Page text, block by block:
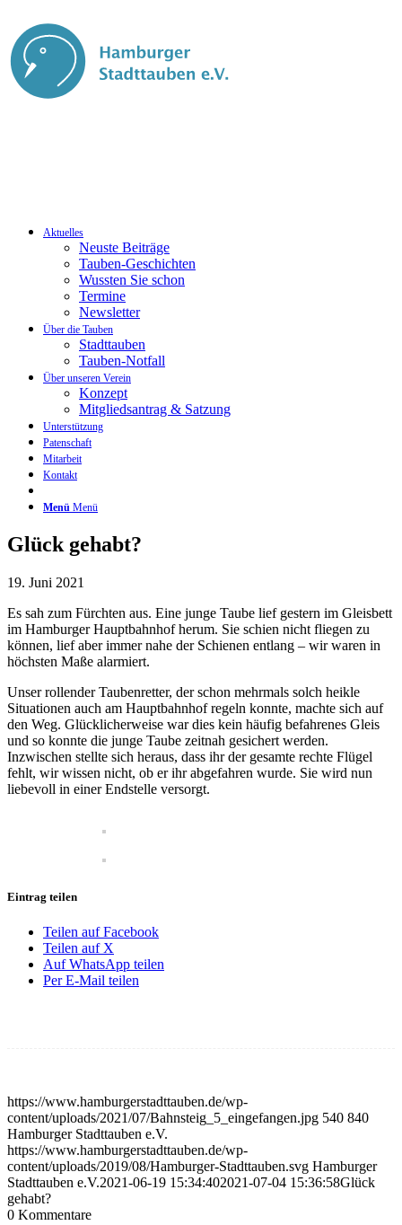
Aktuelles
Neuste Beiträge
Tauben-Geschichten
Wussten Sie schon
Termine
Newsletter
Über die Tauben
Stadttauben
Tauben-Notfall
Über unseren Verein
Konzept
Mitgliedsantrag & Satzung
Unterstützung
Patenschaft
Mitarbeit
Kontakt
Menü Menü
Glück gehabt?
19. Juni 2021
Es sah zum Fürchten aus. Eine junge Taube lief gestern im Gleisbett
im Hamburger Hauptbahnhof herum. Sie schien nicht fliegen zu
können, lief aber immer nahe der Schienen entlang – wir waren in
höchsten Maße alarmiert.
Unser rollender Taubenretter, der schon mehrmals solch heikle
Situationen auch am Hauptbahnhof regeln konnte, machte sich auf
den Weg. Glücklicherweise war dies kein häufig befahrenes Gleis
und so konnte die junge Taube zeitnah gesichert werden.
Inzwischen stellte sich heraus, dass ihr der gesamte rechte Flügel
fehlt, wir wissen nicht, ob er ihr abgefahren wurde. Sie wird nun
liebevoll in einer Endstelle versorgt.
Eintrag teilen
Teilen auf Facebook
Teilen auf X
Auf WhatsApp teilen
Per E-Mail teilen
https://www.hamburgerstadttauben.de/wp-
content/uploads/2021/07/Bahnsteig_5_eingefangen.jpg 540 840
Hamburger Stadttauben e.V.
https://www.hamburgerstadttauben.de/wp-
content/uploads/2019/08/Hamburger-Stadttauben.svg Hamburger
Stadttauben e.V.2021-06-19 15:34:402021-07-04 15:36:58Glück
gehabt?
0 Kommentare